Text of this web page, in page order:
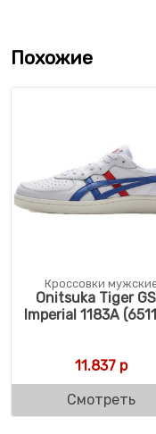
Похожие
Кроссовки
Onitsuka Tiger
Imperial 1183A
11.837 р
Смотреть